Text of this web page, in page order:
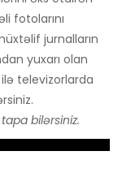
fotolarını
jurnalların
yuxarı olan
televizorlarda
bilərsiniz.